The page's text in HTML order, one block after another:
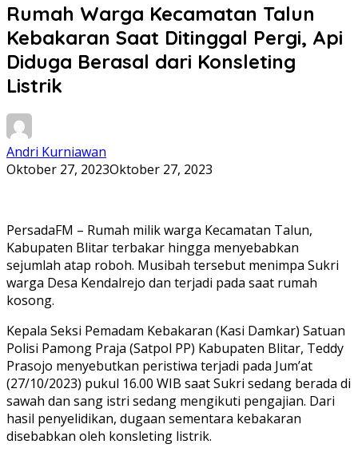
Rumah Warga Kecamatan Talun
Kebakaran Saat Ditinggal Pergi, Api
Diduga Berasal dari Konsleting
Listrik
Andri Kurniawan
Oktober 27, 2023Oktober 27, 2023
PersadaFM – Rumah milik warga Kecamatan Talun,
Kabupaten Blitar terbakar hingga menyebabkan
sejumlah atap roboh. Musibah tersebut menimpa Sukri
warga Desa Kendalrejo dan terjadi pada saat rumah
kosong.
Kepala Seksi Pemadam Kebakaran (Kasi Damkar) Satuan
Polisi Pamong Praja (Satpol PP) Kabupaten Blitar, Teddy
Prasojo menyebutkan peristiwa terjadi pada Jum’at
(27/10/2023) pukul 16.00 WIB saat Sukri sedang berada di
sawah dan sang istri sedang mengikuti pengajian. Dari
hasil penyelidikan, dugaan sementara kebakaran
disebabkan oleh konsleting listrik.